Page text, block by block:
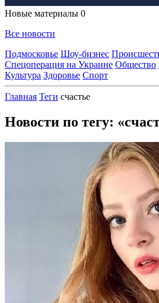
Новые материалы 0
Все новости
Подмосковье Шоу-бизнес
Спецоперация на Украине Общество
Культура Здоровье Спорт
Главная Теги счастье
Новости по тегу: